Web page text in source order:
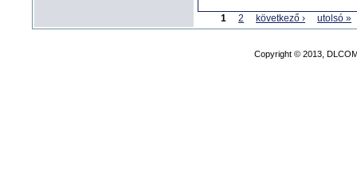
1 2 következő › utolsó »
Copyright © 2013,